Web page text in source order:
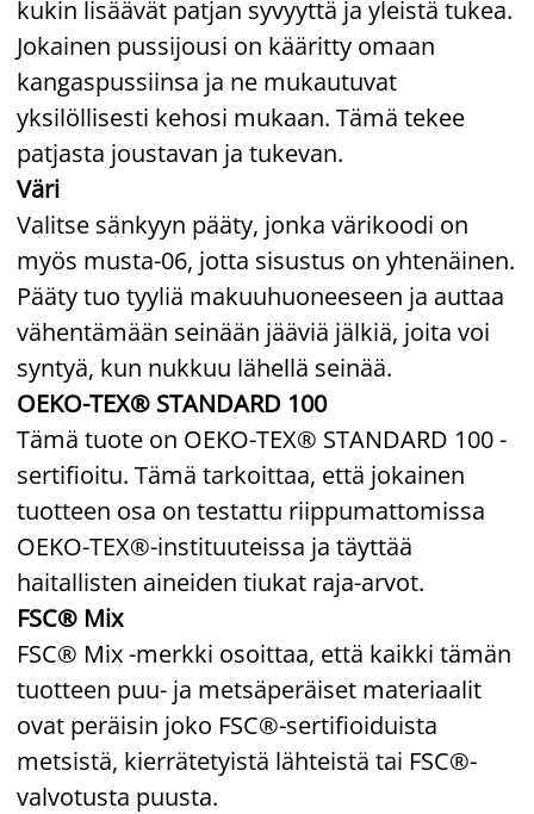
kukin lisäävät patjan syvyyttä ja yleistä tukea.
Jokainen pussijousi on kääritty omaan
kangaspussiinsa ja ne mukautuvat
yksilöllisesti kehosi mukaan. Tämä tekee
patjasta joustavan ja tukevan.
Väri
Valitse sänkyyn pääty, jonka värikoodi on
myös musta-06, jotta sisustus on yhtenäinen.
Pääty tuo tyyliä makuuhuoneeseen ja auttaa
vähentämään seinään jääviä jälkiä, joita voi
syntyä, kun nukkuu lähellä seinää.
OEKO-TEX® STANDARD 100
Tämä tuote on OEKO-TEX® STANDARD 100 -
sertifioitu. Tämä tarkoittaa, että jokainen
tuotteen osa on testattu riippumattomissa
OEKO-TEX®-instituuteissa ja täyttää
haitallisten aineiden tiukat raja-arvot.
FSC® Mix
FSC® Mix -merkki osoittaa, että kaikki tämän
tuotteen puu- ja metsäperäiset materiaalit
ovat peräisin joko FSC®-sertifioiduista
metsistä, kierrätetyistä lähteistä tai FSC®-
valvotusta puusta.